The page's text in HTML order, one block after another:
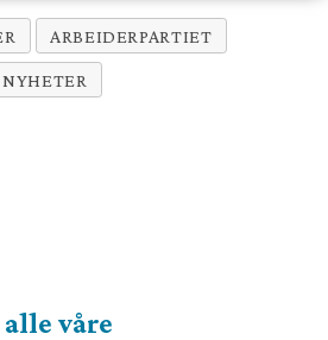
ARBEIDERPARTIET
NYHETER
våre